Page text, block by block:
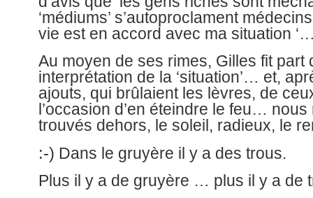
‘médiums’ s’autoproclament
vie est en accord avec ma situation
Au moyen de ses rimes, Gilles fit part
interprétation de la ‘situation’… et,
ajouts, qui brûlaient les lèvres, de
l’occasion d’en éteindre le feu…
trouvés dehors, le soleil, radieux, le
:-) Dans le gruyère il y a des trous.
Plus il y a de gruyère … plus il y a de